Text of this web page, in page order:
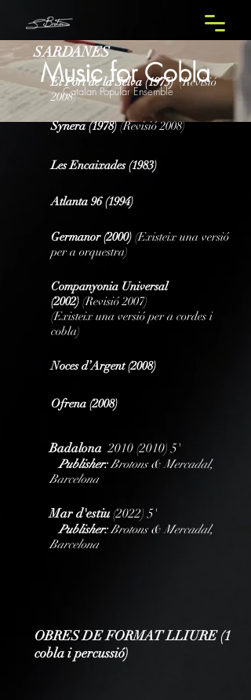
Music for Cobla
Catalan Popular Ensemble
SARDANES
El Port de la Selva (1975)(Revisió
2008)
Synera (1978)(Revisió 2008)
Les Encaixades (1983)
Atlanta 96 (1994)
Germanor (2000) (Existeix una versió
per a orquestra)
Companyonia Universal
(2002) (Revisió 2007)
(Existeix una versió per a cordes i
cobla)
Noces d’Argent (2008)
Ofrena (2008)
Badalona2010 (2010) 5'
Publisher:Brotons & Mercadal,
Barcelona
Mar d'estiu (2022) 5'
Publisher:Brotons & Mercadal,
Barcelona
OBRES DE FORMAT LLIURE (1
cobla i percussió)